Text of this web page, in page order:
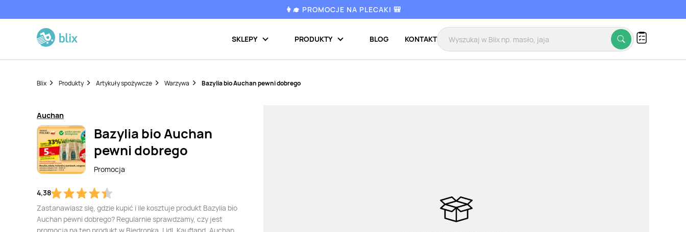
👩‍🎓 PROMOCJE NA PLECAKI 🎒
SKLEPY PRODUKTY BLOG KONTAKT
Blix Produkty Artykuły spożywcze Warzywa Bazylia bio Auchan pewni dobrego
Auchan
Bazylia bio Auchan
pewni dobrego
Promocja
4,38
Zastanawiasz się, gdzie kupić i ile kosztuje produkt Bazylia bio
Auchan pewni dobrego? Regularnie sprawdzamy, czy jest
promocja na ten produkt w Biedronka, Lidl, Kaufland, Auchan,